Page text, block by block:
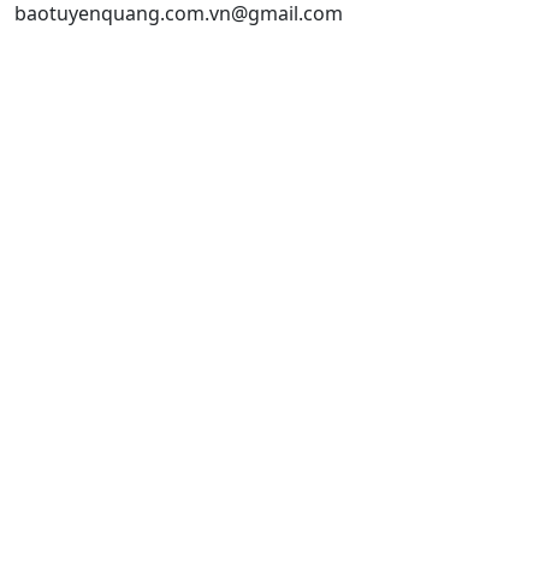
baotuyenquang.com.vn@gmail.com